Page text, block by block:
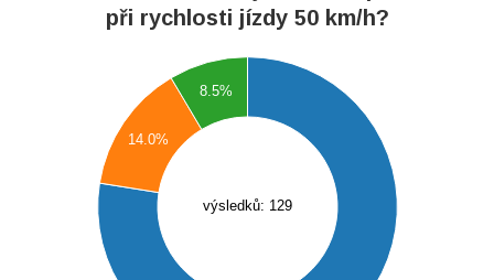
při rychlosti jízdy 50 km/h?
výsledků: 129
14.0%
8.5%